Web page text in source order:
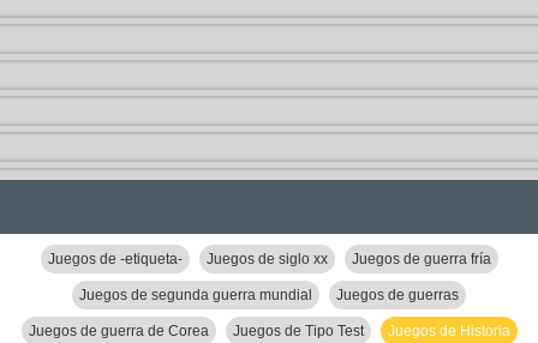
Juegos de -etiqueta- Juegos de siglo xx Juegos de guerra fría
Juegos de segunda guerra mundial Juegos de guerras
Juegos de guerra de Corea Juegos de Tipo Test Juegos de Historia